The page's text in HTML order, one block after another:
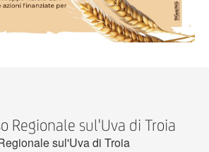
Regionale sul'Uva di Troia
sul'Uva di Troia